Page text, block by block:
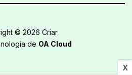
X
© 2026 Criar
de OA Cloud